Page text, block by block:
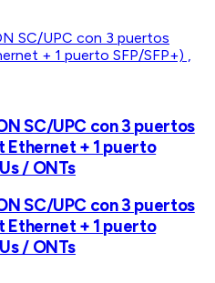
SC/UPC con 3 puertos
Ethernet + 1 puerto
/ ONTs
SC/UPC con 3 puertos
Ethernet + 1 puerto
/ ONTs